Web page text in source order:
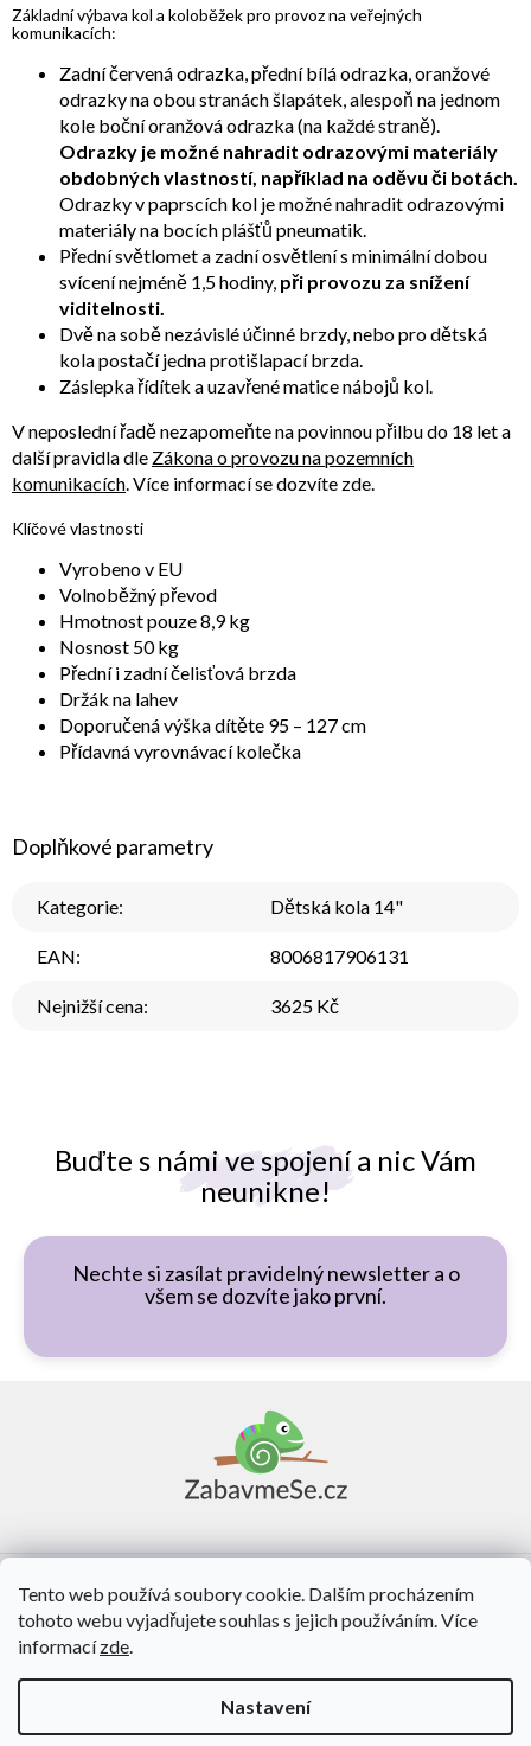
Tento web používá soubory cookie. Dalším procházením
tohoto webu vyjadřujete souhlas s jejich používáním. Více
informacízde.
Nastavení
Buďte s námi ve spojení a nic Vám
neunikne!
Nechte si zasílat pravidelný newsletter a o
všem se dozvíte jako první.
Základní výbava kol a koloběžek pro provoz na veřejných
komunikacích:
Zadní červená odrazka, přední bílá odrazka, oranžové
odrazky na obou stranách šlapátek, alespoň na jednom
kole boční oranžová odrazka (na každé straně).
Odrazky je možné nahradit odrazovými materiály
obdobných vlastností, například na oděvu či botách.
Odrazky v paprscích kol je možné nahradit odrazovými
materiály na bocích plášťů pneumatik.
Přední světlomet a zadní osvětlení s minimální dobou
svícení nejméně 1,5 hodiny, při provozu za snížení
viditelnosti.
Dvě na sobě nezávislé účinné brzdy, nebo pro dětská
kola postačí jedna protišlapací brzda.
Záslepka řídítek a uzavřené matice nábojů kol.
V neposlední řadě nezapomeňte na povinnou přilbu do 18 let a
další pravidla dle Zákona o provozu na pozemních
komunikacích. Více informací se dozvíte zde.
Klíčové vlastnosti
Vyrobeno v EU
Volnoběžný převod
Hmotnost pouze 8,9 kg
Nosnost 50 kg
Přední i zadní čelisťová brzda
Držák na lahev
Doporučená výška dítěte 95 – 127 cm
Přídavná vyrovnávací kolečka
Doplňkové parametry
Kategorie: Dětská kola 14"
EAN: 8006817906131
Nejnižší cena: 3625 Kč
O nás
Vytvořil Shoptet